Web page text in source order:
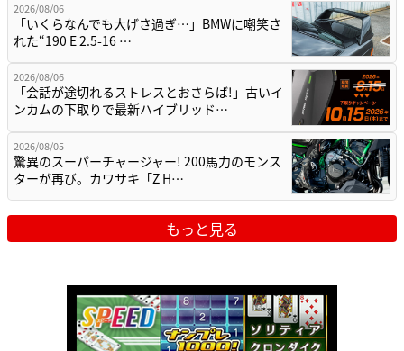
2026/08/06
「いくらなんでも大げさ過ぎ…」BMWに嘲笑さ
れた“190 E 2.5-16 …
2026/08/06
「会話が途切れるストレスとおさらば!」古いイ
ンカムの下取りで最新ハイブリッド…
2026/08/05
驚異のスーパーチャージャー! 200馬力のモンス
ターが再び。カワサキ「Z H…
もっと見る